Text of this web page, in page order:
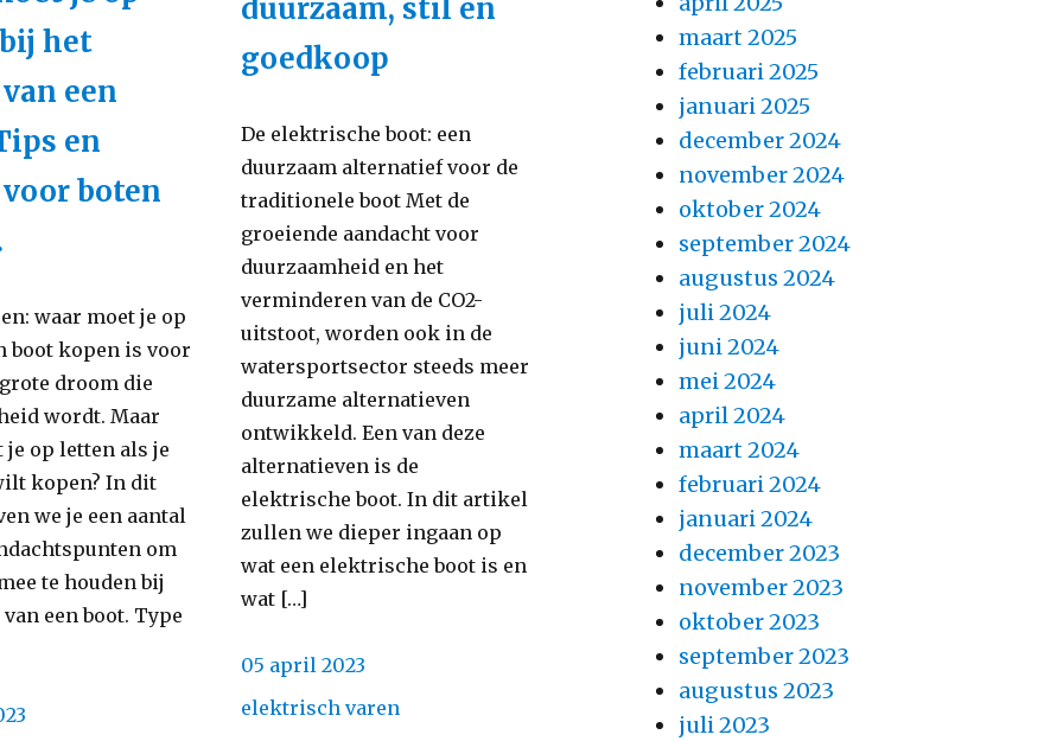
onderhoudsvriendelijkheid
duurzaam, stil en
goedkoop
De elektrische boot: een
duurzaam alternatief voor de
traditionele boot Met de
groeiende aandacht voor
duurzaamheid en het
verminderen van de CO2-
uitstoot, worden ook in de
watersportsector steeds meer
duurzame alternatieven
ontwikkeld. Een van deze
alternatieven is de
elektrische boot. In dit artikel
zullen we dieper ingaan op
wat een elektrische boot is en
wat […]
Posted
on
05 april 2023
Categories
elektrisch varen
het
een
en
boten
waar moet je op
boot kopen is voor
droom die
wordt. Maar
je op letten als je
kopen? In dit
we je een aantal
om
te houden bij
een boot. Type
maart 2025
februari 2025
januari 2025
december 2024
november 2024
oktober 2024
september 2024
augustus 2024
juli 2024
juni 2024
mei 2024
april 2024
maart 2024
februari 2024
januari 2024
december 2023
november 2023
oktober 2023
september 2023
augustus 2023
juli 2023